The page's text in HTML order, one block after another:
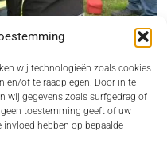
wij technologieën zoals cookies
en/of te raadplegen. Door in te
wij gegevens zoals surfgedrag of
toestemming geeft of uw
hebben op bepaalde
ZONDER GEDOE
Juist dan wil je dat iemand direct